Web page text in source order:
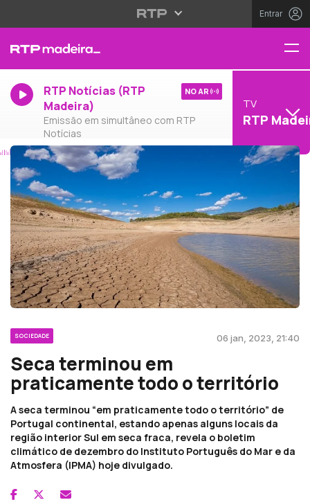
Entrar
RTP Notícias (RTP
Madeira)
Emissão em simultâneo com RTP
Notícias
NO AR
TV
RTP
SOCIEDADE 06 jan, 2023, 21:40
Seca terminou em
praticamente todo o território
A seca terminou “em praticamente todo o território” de
Portugal continental, estando apenas alguns locais da
região interior Sul em seca fraca, revela o boletim
climático de dezembro do Instituto Português do Mar e da
Atmosfera (IPMA) hoje divulgado.